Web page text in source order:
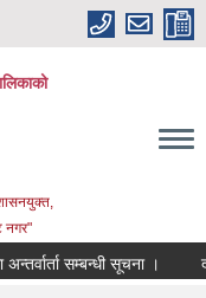
नगर"
सम्बन्धी सूचना । दररेट